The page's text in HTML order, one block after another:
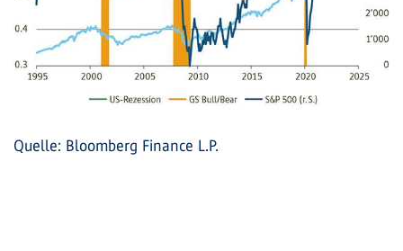
Quelle: Bloomberg Finance L.P.